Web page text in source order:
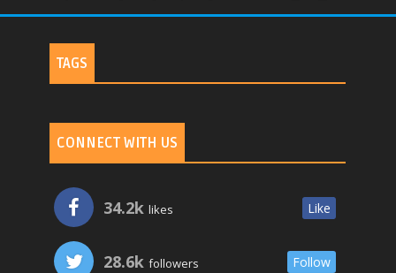
TAGS
CONNECT WITH US
34.2k likes Like
28.6k followers Follow